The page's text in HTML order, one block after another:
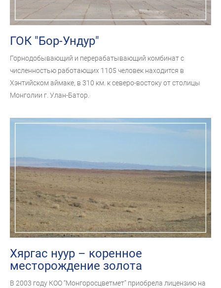
ГОК "Бор-Ундур"
Горнодобывающий и перерабатывающий комбинат с
численностью работающих 1105 человек находится в
Хэнтийском аймаке, в 310 км. к северо-востоку от столицы
Монголии г. Улан-Батор.
Хяргас нуур – коренное
месторождение золота
В 2003 году КОО “Монгоросцветмет” приобрела лицензию на